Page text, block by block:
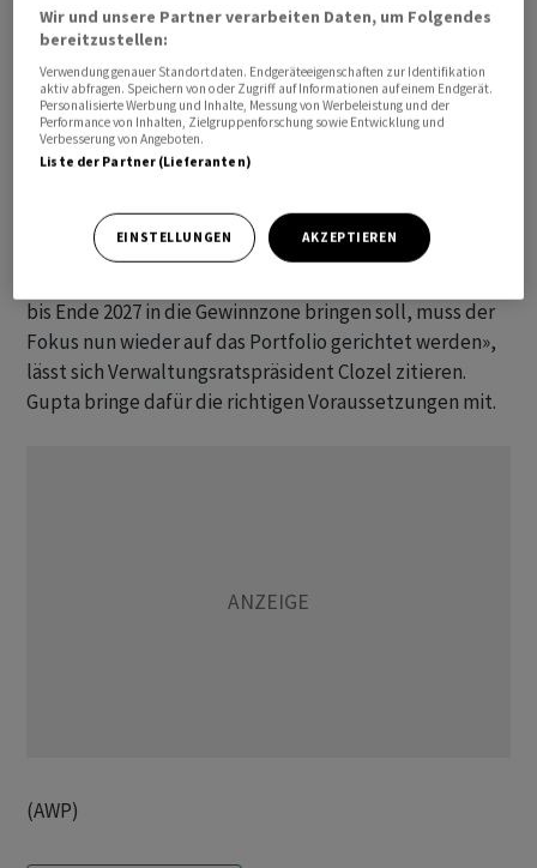
beratender Funktion fürIdorsiatätig, um einen
reibungslosen Übergang zu gewährleisten, heisst es in
einer Mitteilung vom Dienstag.
Gupta ist Ärztin und bereits seit 2021 im Verwaltungsrat
von Idorsia, zudem habe sie 18 Jahre für McKinsey &
und globale Gesundheit gearbeitet.
bis Ende 2027 in die Gewinnzone bringen soll, muss der
Fokus nun wieder auf das Portfolio gerichtet werden»,
lässt sich Verwaltungsratspräsident Clozel zitieren.
Gupta bringe dafür die richtigen Voraussetzungen mit.
(AWP)
Wir und unsere Partner verarbeiten Daten, um Folgendes
bereitzustellen:
Verwendung genauer Standortdaten. Endgeräteeigenschaften zur Identifikation
aktiv abfragen. Speichern von oder Zugriff auf Informationen auf einem Endgerät.
Personalisierte Werbung und Inhalte, Messung von Werbeleistung und der
Performance von Inhalten, Zielgruppenforschung sowie Entwicklung und
Verbesserung von Angeboten.
Liste der Partner (Lieferanten)
EINSTELLUNGEN AKZEPTIEREN